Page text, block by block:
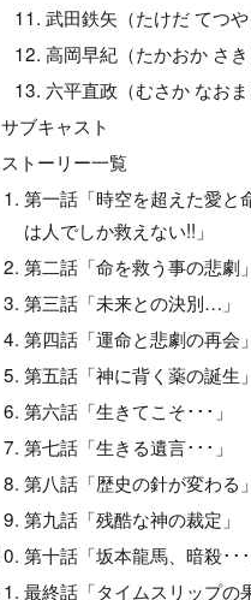
武田鉄矢（たけだ てつや
高岡早紀（たかおか さき
六平直政（むさか なおま
サブキャスト
ストーリー一覧
第一話「時空を超えた愛と
は人でしか救えない!!」
第二話「命を救う事の悲劇」
第三話「未来との決別…」
第四話「運命と悲劇の再会」
第五話「神に背く薬の誕生」
第六話「生きてこそ･･･」
第七話「生きる遺言･･･」
第八話「歴史の針が変わる」
第九話「残酷な神の裁定」
第十話「坂本龍馬、暗殺･･･
最終話「タイムスリップの